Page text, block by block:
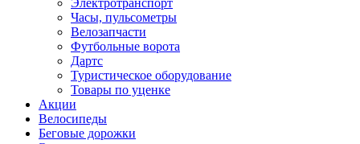
Электротранспорт
Часы, пульсометры
Велозапчасти
Футбольные ворота
Дартс
Туристическое оборудование
Товары по уценке
Акции
Велосипеды
Беговые дорожки